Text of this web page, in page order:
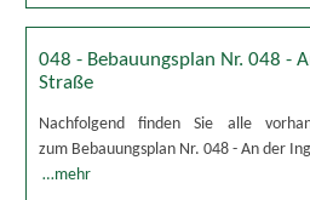
048 - Bebauungsplan Nr. 048 -
Straße
Nachfolgend finden Sie alle
zum Bebauungsplan Nr. 048 - An der
…mehr